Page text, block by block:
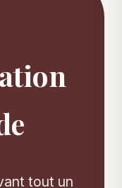
tout un